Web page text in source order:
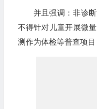
并且强调：非诊
不得针对儿童开展微
测作为体检等普查项目